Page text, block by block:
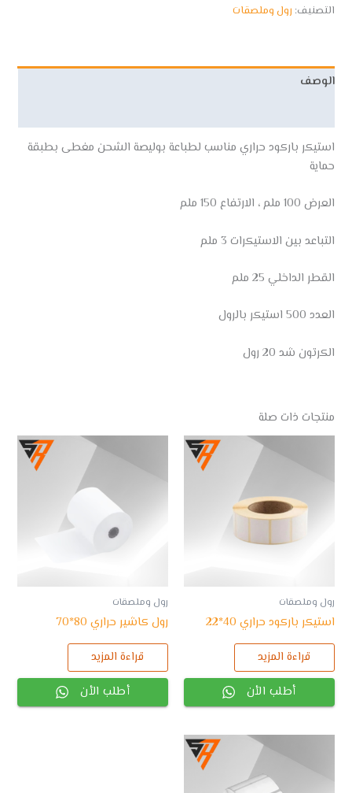
التصنيف: رول وملصقات
الوصف
استيكر باركود حراري مناسب لطباعة بوليصة الشحن مغطى بطبقة
حماية
العرض 100 ملم ، الارتفاع 150 ملم
التباعد بين الاستيكرات 3 ملم
القطر الداخلي 25 ملم
العدد 500 استيكر بالرول
الكرتون شد 20 رول
منتجات ذات صلة
رول وملصقات
استيكر باركود حراري 40*22
قراءة المزيد
أطلب الأن
رول وملصقات
رول كاشير حراري 80*70
قراءة المزيد
أطلب الأن